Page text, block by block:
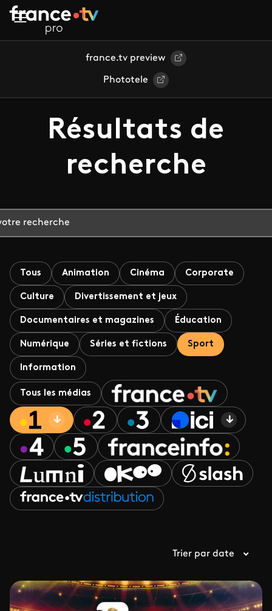
Aller au contenu principal
france.tv preview
Phototele
Résultats de
recherche
Tous Animation Cinéma Corporate
Culture Divertissement et jeux
Documentaires et magazines Éducation
Numérique Séries et fictions Sport
Information
Tous les médias
Trier par date